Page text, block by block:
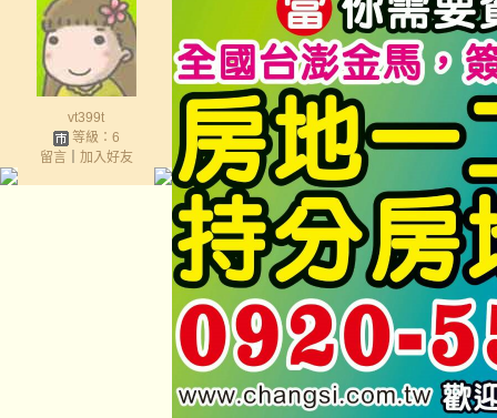
vt399t
等級：6
留言｜ 加入好友